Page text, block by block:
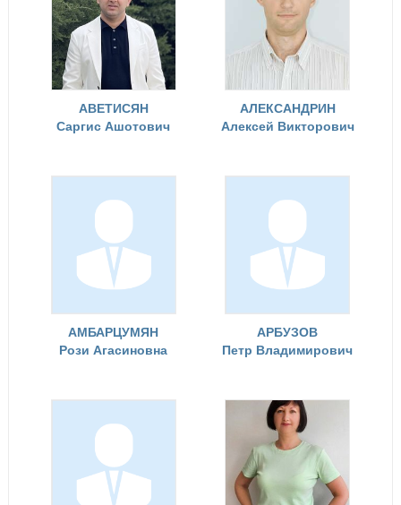
АВЕТИСЯН
Саргис Ашотович
АЛЕКСАНДРИН
Алексей Викторович
АМБАРЦУМЯН
Рози Агасиновна
АРБУЗОВ
Петр Владимирович